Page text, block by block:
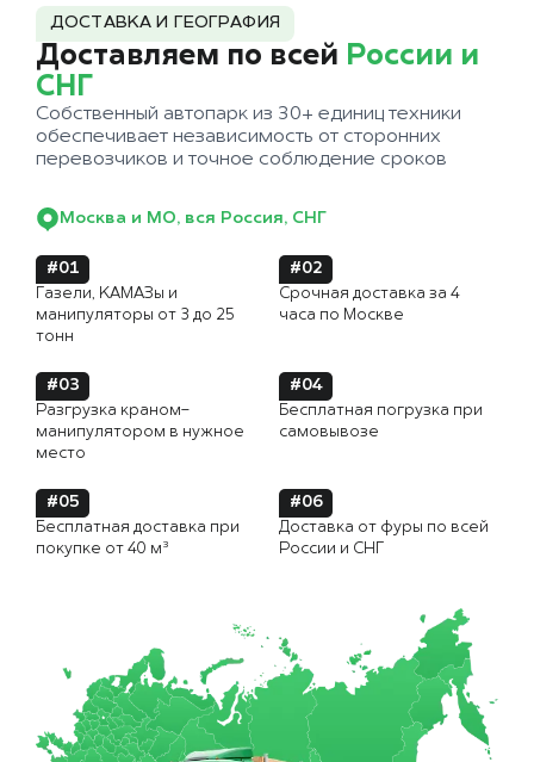
ДОСТАВКА И ГЕОГРАФИЯ
Доставляем по всей России и
СНГ
Собственный автопарк из 30+ единиц техники
обеспечивает независимость от сторонних
перевозчиков и точное соблюдение сроков
Москва и МО, вся Россия, СНГ
#01
Газели, КАМАЗы и
манипуляторы от 3 до 25
тонн
#02
Срочная доставка за 4
часа по Москве
#03
Разгрузка краном-
манипулятором в нужное
место
#04
Бесплатная погрузка при
самовывозе
#05
Бесплатная доставка при
покупке от 40 м³
#06
Доставка от фуры по всей
России и СНГ